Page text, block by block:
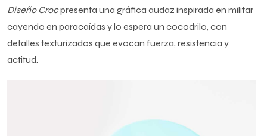
Diseño Crocpresenta una gráfica audaz inspirada en militar
cayendo en paracaídas y lo espera un cocodrilo, con
detalles texturizados que evocan fuerza, resistencia y
actitud.